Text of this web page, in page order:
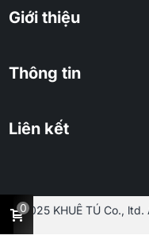
Giới thiệu
Thông tin
Liên kết
2025 KHUÊ TÚ Co.,
0